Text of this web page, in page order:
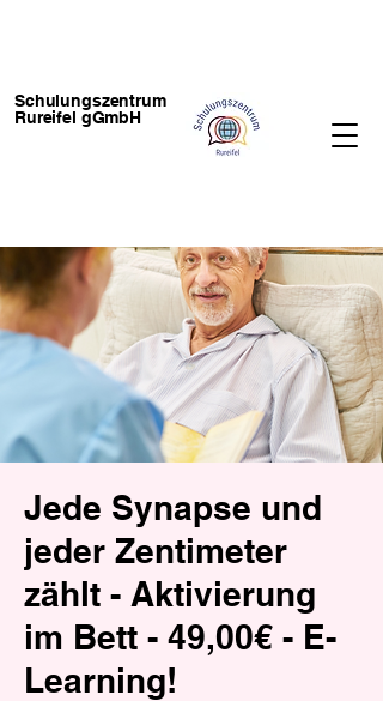
Schulungszentrum
Rureifel gGmbH
Jede Synapse und
jeder Zentimeter
zählt - Aktivierung
im Bett - 49,00€ - E-
Learning!